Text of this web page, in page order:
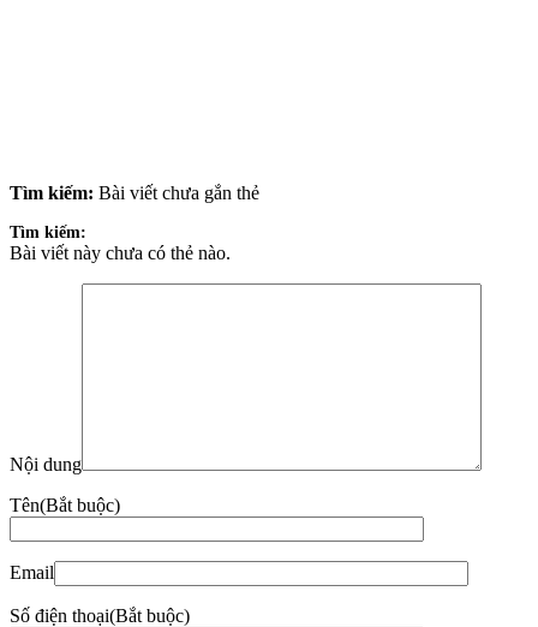
Tìm kiếm: Bài viết chưa gắn thẻ
Tìm kiếm:
Bài viết này chưa có thẻ nào.
Nội dung
Tên(Bắt buộc)
Email
Số điện thoại(Bắt buộc)